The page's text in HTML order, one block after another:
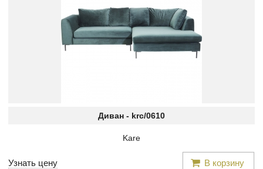
Диван - krc/0610
Kare
Узнать цену В корзину